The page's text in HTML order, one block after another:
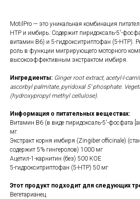
MotilPro — это уникальная комбинация
HTP и имбирь. Содержит пиридоксаль-5'-
витамин B6) и 5-гидрокситриптофан (5-HTP).
роль в функции мигрирующего моторного
высокоэффективным экстрактом имбиря.
Ингредиенты: Ginger root extract, acetyl-l-
ascorbyl palmitate, pyridoxal 5’ phosphate.
(hydroxypropyl methyl cellulose).
Информация о питательных веществах:
Витамин B6 (в виде пиридоксаль-5'-фосфата
мг
Экстракт корня имбиря (Zingiber officinale)
содержит 5% гингеролов) 1000 мг
Ацетил-1-карнитин (без) 500 КОЕ
5-гидрокситриптофан (5-HTP) 50 мг
Этот продукт подходит для следующих
Вегетарианец